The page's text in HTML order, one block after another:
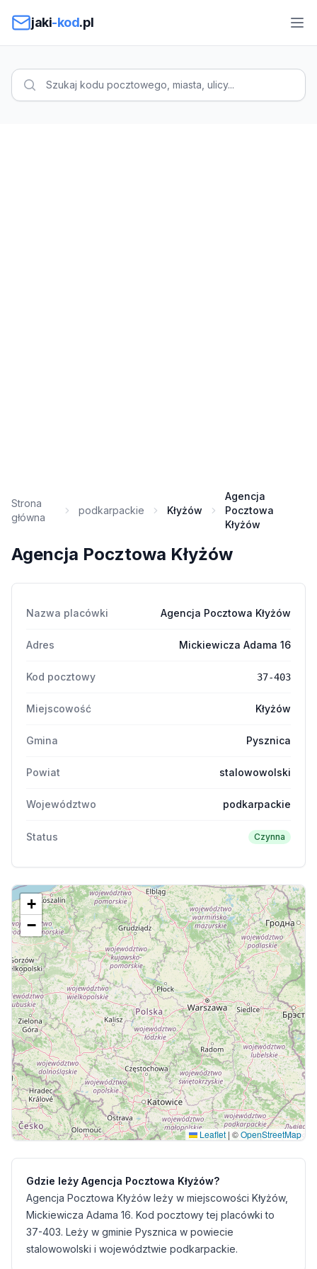
jaki-kod.pl
Strona
główna
podkarpackie Kłyżów
Agencja
Pocztowa
Kłyżów
Agencja Pocztowa Kłyżów
Nazwa placówki Agencja Pocztowa Kłyżów
Adres Mickiewicza Adama 16
Kod pocztowy 37-403
Miejscowość Kłyżów
Gmina Pysznica
Powiat stalowowolski
Województwo podkarpackie
Status Czynna
+
−
Leaflet | ©OpenStreetMap
Gdzie leży Agencja Pocztowa Kłyżów?
Agencja Pocztowa Kłyżów leży w miejscowości Kłyżów,
Mickiewicza Adama 16. Kod pocztowy tej placówki to
37-403. Leży w gminie Pysznica w powiecie
stalowowolski i województwie podkarpackie.